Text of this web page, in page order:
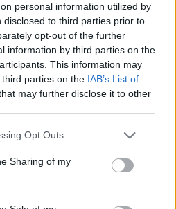
personal information utilized by
to third parties prior to
opt-out of the further
information by third parties on the
This information may
parties on the IAB’s List of
may further disclose it to other
Opt Outs
Sharing of my
fő vonal rajzolódik ki abból
stratégiai
2020 utáni újabb uniós
fel. Bár sok részlet
álláspont is változhat, a
messze, mégis érdemes
nem tűnik annyira
utáni időszak a
gondolkodunk a jövőről: a
régiókba például
Nyugat- és Közép-